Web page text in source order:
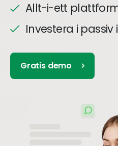
Allt-i-ett
Investera i passiv
Gratis demo